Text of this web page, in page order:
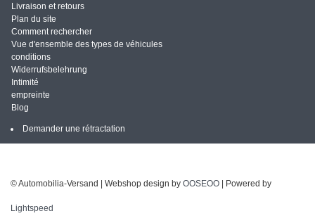
Livraison et retours
Plan du site
Comment rechercher
Vue d'ensemble des types de véhicules
conditions
Widerrufsbelehrung
Intimité
empreinte
Blog
Demander une rétractation
© Automobilia-Versand | Webshop design by OOSEOO | Powered by
Lightspeed